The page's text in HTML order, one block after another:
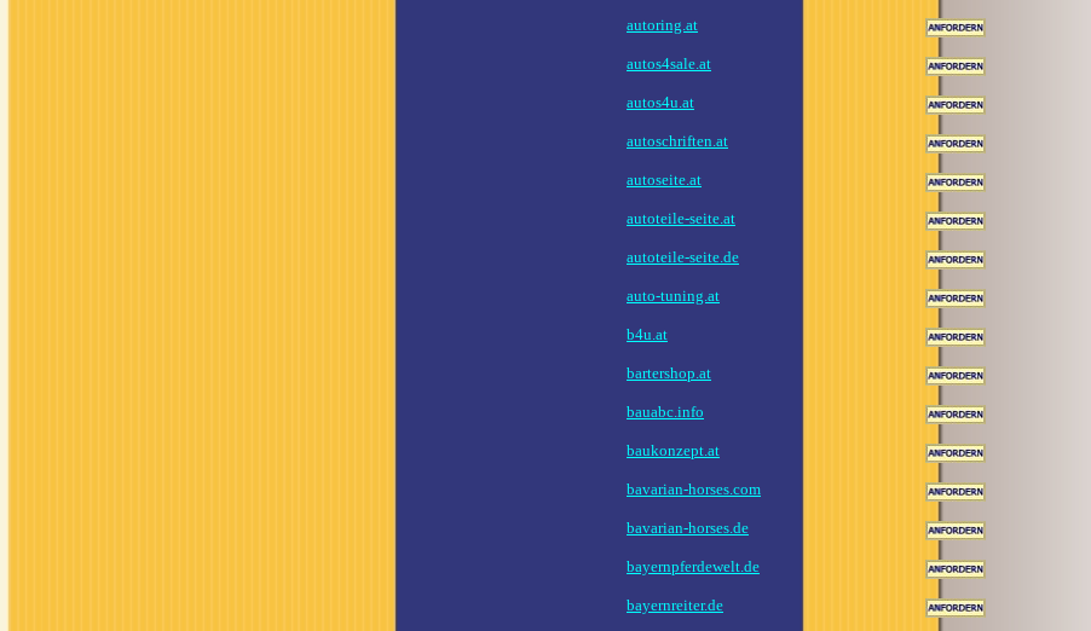
autoring.at
autos4sale.at
autos4u.at
autoschriften.at
autoseite.at
autoteile-seite.at
autoteile-seite.de
auto-tuning.at
b4u.at
bartershop.at
bauabc.info
baukonzept.at
bavarian-horses.com
bavarian-horses.de
bayernpferdewelt.de
bayernreiter.de